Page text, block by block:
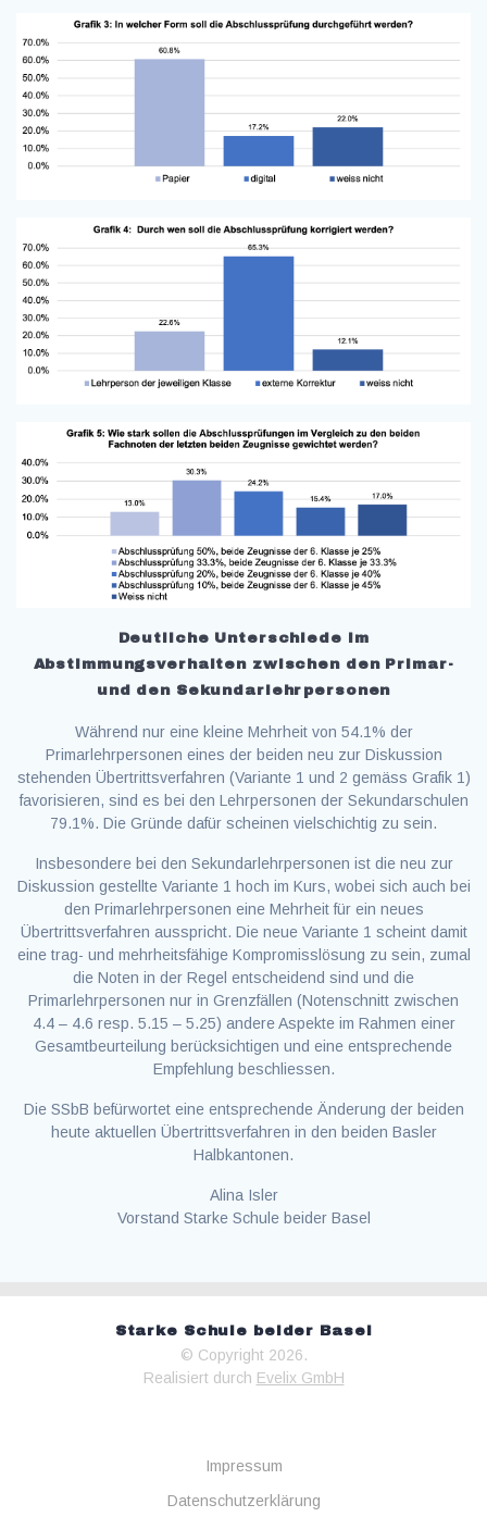
Deutliche Unterschiede im
Abstimmungsverhalten zwischen den Primar-
und den Sekundarlehrpersonen
Während nur eine kleine Mehrheit von 54.1% der
Primarlehrpersonen eines der beiden neu zur Diskussion
stehenden Übertrittsverfahren (Variante 1 und 2 gemäss Grafik 1)
favorisieren, sind es bei den Lehrpersonen der Sekundarschulen
79.1%. Die Gründe dafür scheinen vielschichtig zu sein.
Insbesondere bei den Sekundarlehrpersonen ist die neu zur
Diskussion gestellte Variante 1 hoch im Kurs, wobei sich auch bei
den Primarlehrpersonen eine Mehrheit für ein neues
Übertrittsverfahren ausspricht. Die neue Variante 1 scheint damit
eine trag- und mehrheitsfähige Kompromisslösung zu sein, zumal
die Noten in der Regel entscheidend sind und die
Primarlehrpersonen nur in Grenzfällen (Notenschnitt zwischen
4.4 – 4.6 resp. 5.15 – 5.25) andere Aspekte im Rahmen einer
Gesamtbeurteilung berücksichtigen und eine entsprechende
Empfehlung beschliessen.
Die SSbB befürwortet eine entsprechende Änderung der beiden
heute aktuellen Übertrittsverfahren in den beiden Basler
Halbkantonen.
Alina Isler
Vorstand Starke Schule beider Basel
Starke Schule beider Basel
© Copyright 2026.
Realisiert durch Evelix GmbH
Impressum
Datenschutzerklärung